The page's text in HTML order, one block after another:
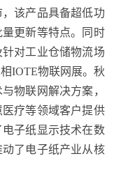
该产品具备超低功
更新等特点。同时
对工业仓储物流场
IOTE物联网展。秋
物联网解决方案，
疗等领域客户提供
子纸显示技术在数
了电子纸产业从核